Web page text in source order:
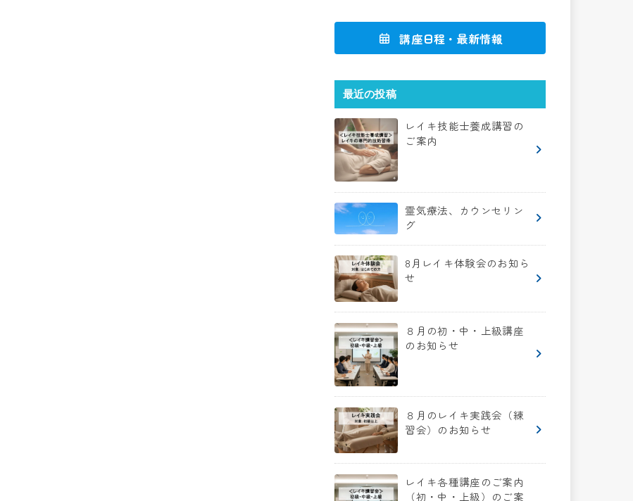
講座日程・最新情報
最近の投稿
レイキ技能士養成講習の
ご案内
霊気療法、カウンセリン
グ
8月レイキ体験会のお知ら
せ
８月の初・中・上級講座
のお知らせ
８月のレイキ実践会（練
習会）のお知らせ
レイキ各種講座のご案内
（初・中・上級）のご案